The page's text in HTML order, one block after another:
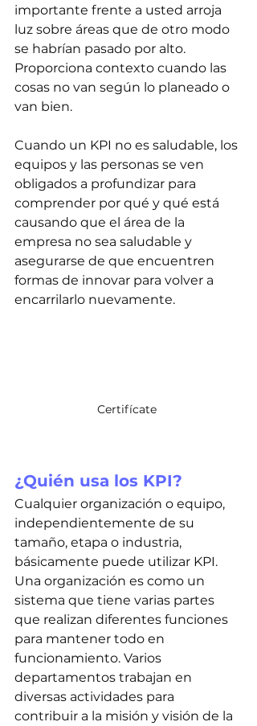
importante frente a usted arroja
luz sobre áreas que de otro modo
se habrían pasado por alto.
Proporciona contexto cuando las
cosas no van según lo planeado o
van bien.
Cuando un KPI no es saludable, los
equipos y las personas se ven
obligados a profundizar para
comprender por qué y qué está
causando que el área de la
empresa no sea saludable y
asegurarse de que encuentren
formas de innovar para volver a
encarrilarlo nuevamente.
Certifícate
¿Quién usa los KPI?
Cualquier organización o equipo,
independientemente de su
tamaño, etapa o industria,
básicamente puede utilizar KPI.
Una organización es como un
sistema que tiene varias partes
que realizan diferentes funciones
para mantener todo en
funcionamiento. Varios
departamentos trabajan en
diversas actividades para
contribuir a la misión y visión de la